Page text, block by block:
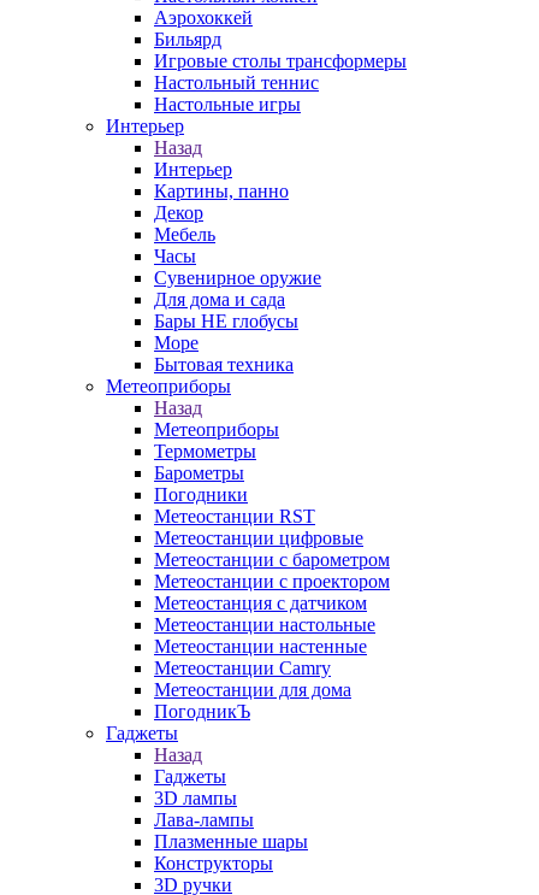
Аэрохоккей
Бильярд
Игровые столы трансформеры
Настольный теннис
Настольные игры
Интерьер
Назад
Интерьер
Картины, панно
Декор
Мебель
Часы
Сувенирное оружие
Для дома и сада
Бары НЕ глобусы
Море
Бытовая техника
Метеоприборы
Назад
Метеоприборы
Термометры
Барометры
Погодники
Метеостанции RST
Метеостанции цифровые
Метеостанции с барометром
Метеостанции с проектором
Метеостанция с датчиком
Метеостанции настольные
Метеостанции настенные
Метеостанции Camry
Метеостанции для дома
ПогодникЪ
Гаджеты
Назад
Гаджеты
3D лампы
Лава-лампы
Плазменные шары
Конструкторы
3D ручки